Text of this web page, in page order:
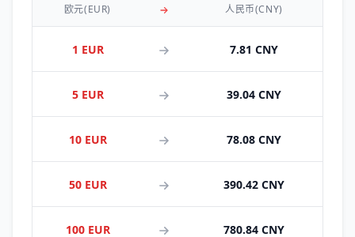
欧元(EUR) 人民币(CNY)
1 EUR 7.81 CNY
5 EUR 39.04 CNY
10 EUR 78.08 CNY
50 EUR 390.42 CNY
100 EUR 780.84 CNY